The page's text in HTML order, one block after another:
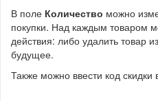
В поле Количество можно
покупки. Над каждым товаром
действия: либо удалить товар
будущее.
Также можно ввести код